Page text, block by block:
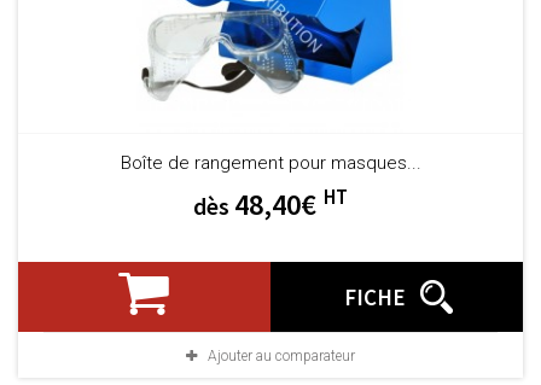
Boîte de rangement pour masques...
dès 48,40€ HT
FICHE
Ajouter au comparateur